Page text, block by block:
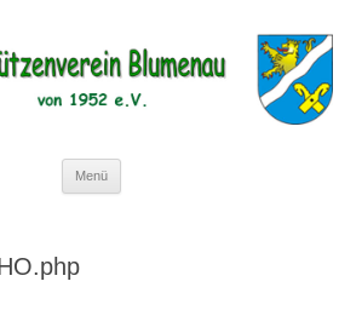
Blumenau von
1952 e.V.
Menü